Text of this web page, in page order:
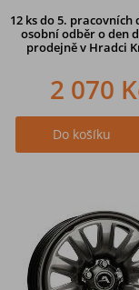
12 ksdo 5. pracovních
osobní odběr o den
prodejněv Hradci
2 070
Do košíku